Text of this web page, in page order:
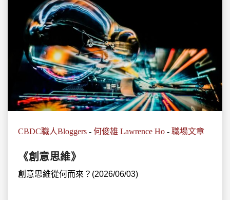
CBDC職人Bloggers - 何俊雄 Lawrence Ho - 職場文章
《創意思維》
創意思維從何而來？(2026/06/03)